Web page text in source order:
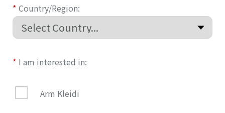
* Country/Region:
* I am interested in:
Arm Kleidi